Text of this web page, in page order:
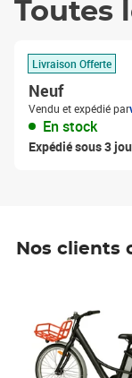
Toutes
Livraison Offerte
Neuf
Vendu et expédié par
En stock
Expédié sous 3
Nos clients